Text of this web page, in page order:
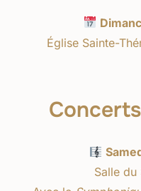
Église Sainte-
Salle du